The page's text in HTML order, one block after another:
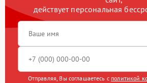
действует персональная
Отправляя, Вы соглашаетесь с политикой